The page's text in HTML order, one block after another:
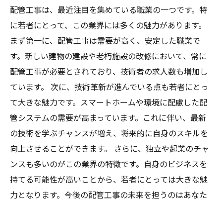
配管工事は、最近注目を集めている職業の一つです。特
に若者にとって、この業界には多くの魅力があります。
まず第一に、配管工事は需要が高く、安定した職業で
す。新しい建物の建設や老朽施設の改修において、常に
配管工事が必要とされており、技術者の求人数も増加し
ています。 次に、技術革新が進んでいる点も若者にとっ
て大きな魅力です。スマートホームや環境に配慮した配
管システムの需要が高まっています。これに伴い、最新
の技術を学ぶチャンスが増え、将来的に自身のスキルを
向上させることができます。 さらに、独立や起業のチャ
ンスも多いのがこの業界の特徴です。自身のビジネスを
持てる可能性が高いことから、若者にとっては大きな魅
力となります。今後の配管工事の未来を担うのはあなた